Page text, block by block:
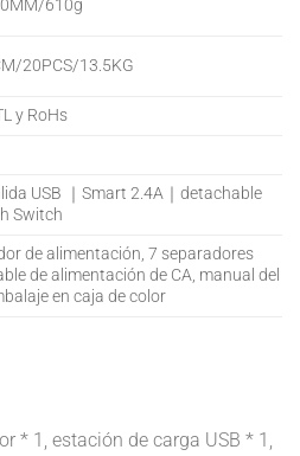
610g
20PCS/13.5KG
y RoHs
USB ｜Smart 2.4A｜detachable
Switch
de alimentación, 7 separadores
de alimentación de CA, manual del
en caja de color
* 1, estación de carga USB * 1,